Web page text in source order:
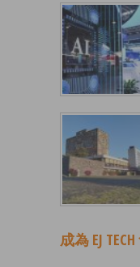
成為 EJ